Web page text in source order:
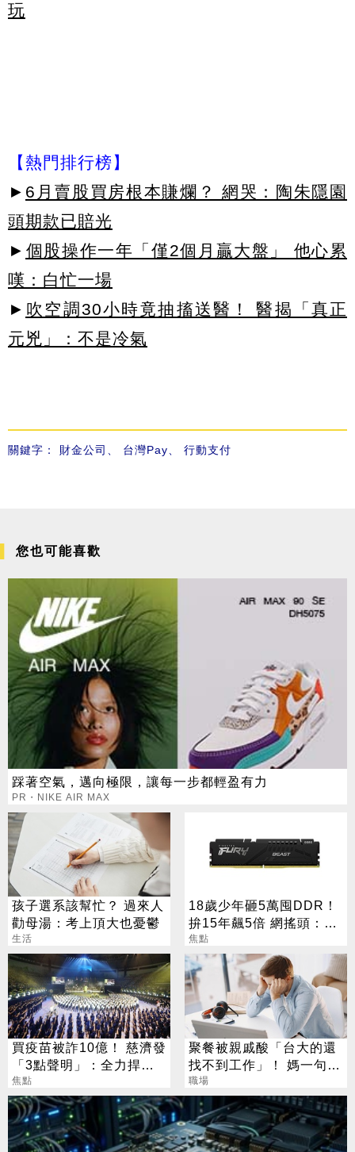
玩
【熱門排行榜】
► 6月賣股買房根本賺爛？ 網哭：陶朱隱園
頭期款已賠光
► 個股操作一年「僅2個月贏大盤」 他心累
嘆：白忙一場
► 吹空調30小時竟抽搐送醫！ 醫揭「真正
元兇」：不是冷氣
關鍵字： 財金公司 台灣Pay 行動支付
您也可能喜歡
踩著空氣，邁向極限，讓每一步都輕盈有力
PR・NIKE AIR MAX
孩子選系該幫忙？ 過來人
勸母湯：考上頂大也憂鬱
生活
18歲少年砸5萬囤DDR！
拚15年飆5倍 網搖頭：會
報廢
焦點
買疫苗被詐10億！ 慈濟發
「3點聲明」：全力捍衛
捐款人權益
焦點
聚餐被親戚酸「台大的還
找不到工作」！ 媽一句神
回戰場秒靜音
職場